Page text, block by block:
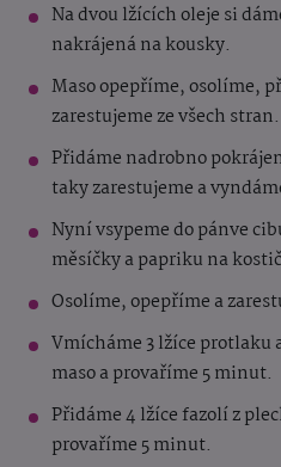
Na dvou lžících oleje si
nakrájená na kousky.
Maso opepříme, osolíme,
zarestujeme ze všech stran.
Přidáme nadrobno
taky zarestujeme a
Nyní vsypeme do pánve
měsíčky a papriku na
Osolíme, opepříme a
Vmícháme 3 lžíce protlaku
maso a provaříme 5 minut.
Přidáme 4 lžíce fazolí z
provaříme 5 minut.